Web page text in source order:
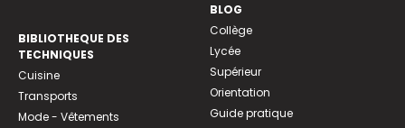
BIBLIOTHEQUE DES
TECHNIQUES
Cuisine
Transports
Mode - Vêtements
BLOG
Collège
Lycée
Supérieur
Orientation
Guide pratique